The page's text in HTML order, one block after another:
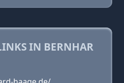
IN BERNHAR